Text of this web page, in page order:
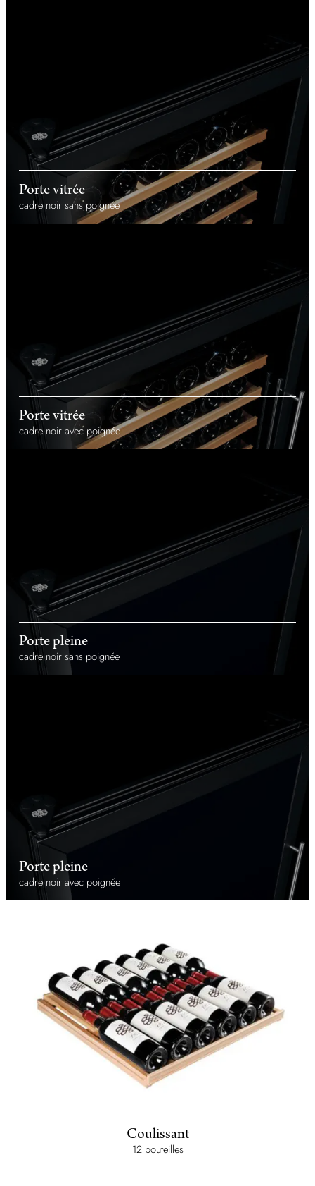
Porte vitrée
cadre noir sans poignée
Porte vitrée
cadre noir avec poignée
Porte pleine
cadre noir sans poignée
Porte pleine
cadre noir avec poignée
Coulissant
12 bouteilles